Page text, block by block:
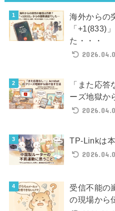
海外からの
「+1(833)
た・・・
「また応
ーズ地獄か
TP-Linkは
受信不能の
の現場から